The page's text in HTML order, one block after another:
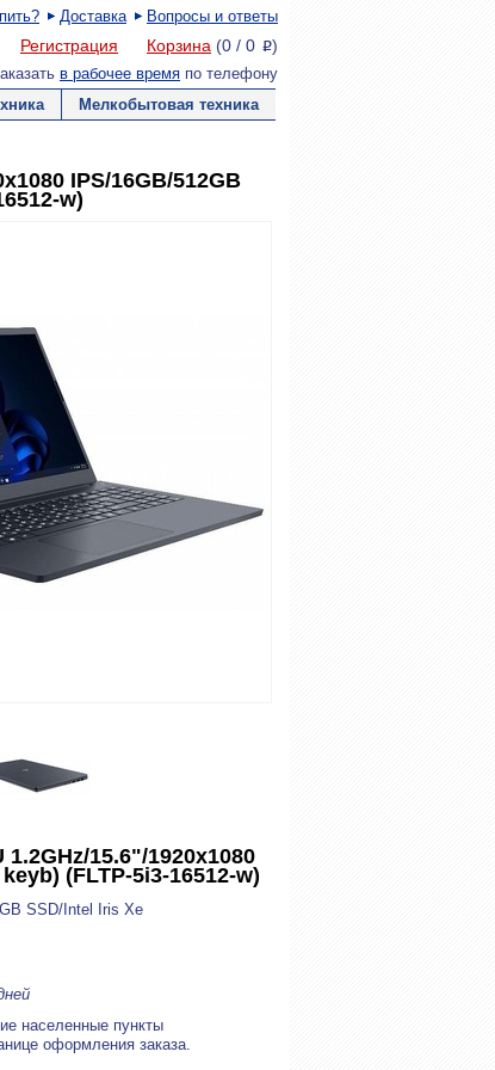
Доставка Вопросы и ответы
Регистрация Корзина (0 / 0 P)
в рабочее время по телефону
Мелкобытовая техника
IPS/16GB/512GB
w)
15.6"/1920x1080
(FLTP-5i3-16512-w)
SSD/Intel Iris Xe
населенные пункты
оформления заказа.